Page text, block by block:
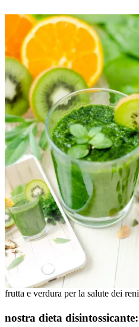
frutta e verdura per la salute dei reni
nostra dieta disintossicante: